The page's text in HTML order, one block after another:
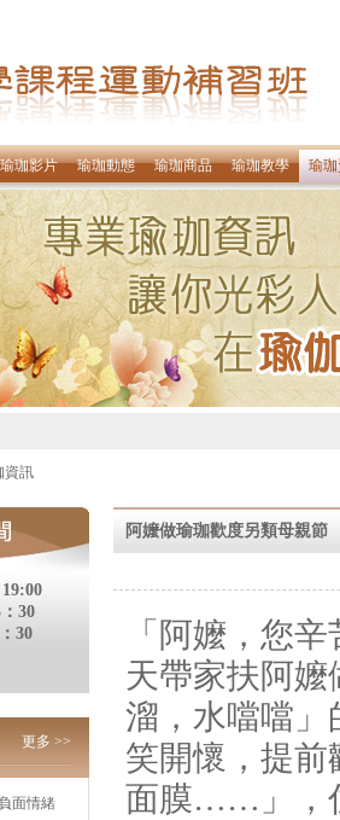
瑜珈影片 瑜珈動態 瑜珈商品 瑜珈教學 瑜
資訊
30
30
更多 >>
面情緒
阿嬤做瑜珈歡度另類母親節
「阿嬤，您
天帶家扶阿
溜，水噹噹」
笑開懷，提
面膜…… 」